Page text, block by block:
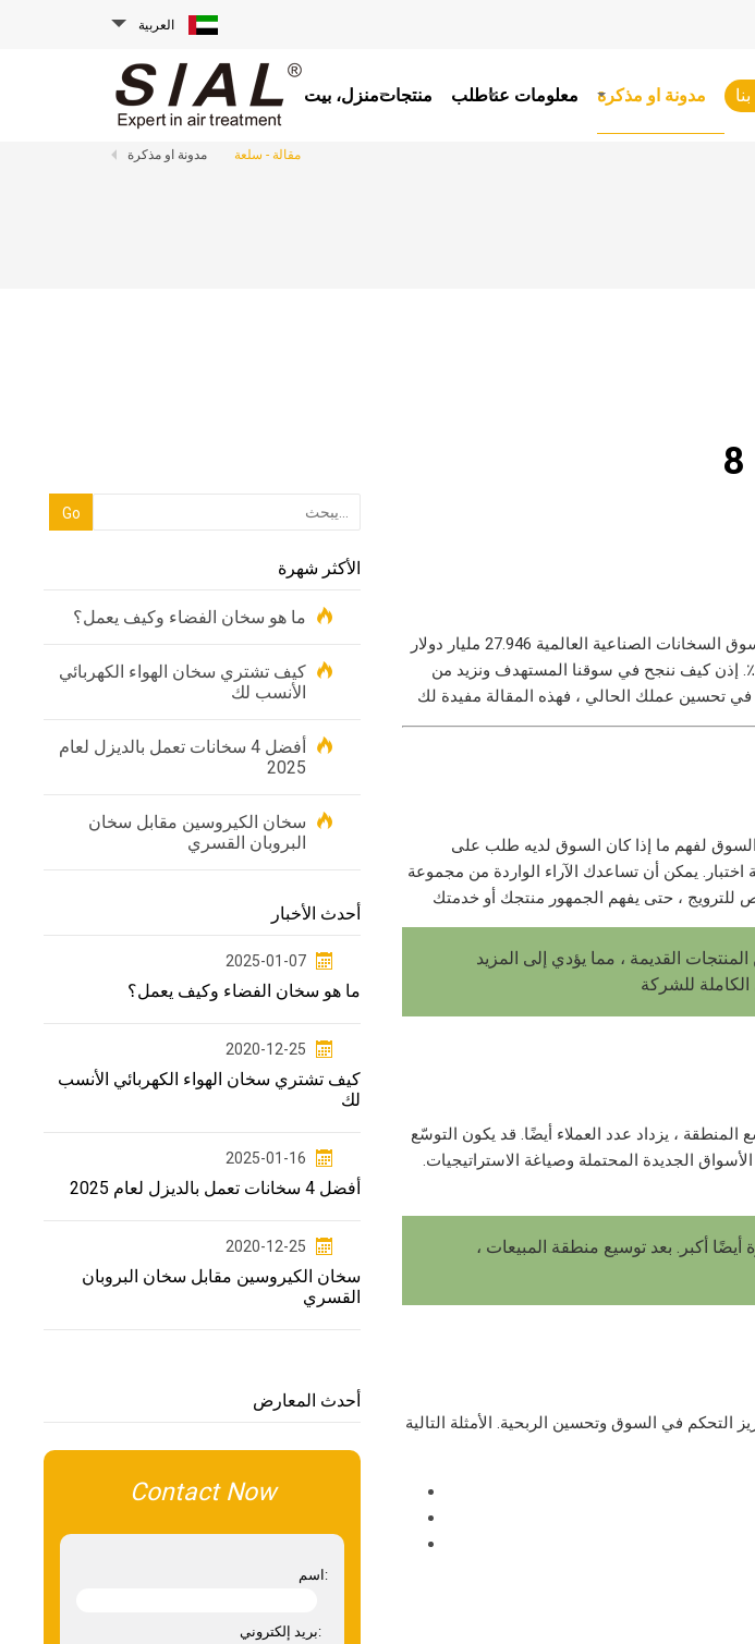
العربية
منزل، بيتمنتجات طلبمعلومات عنا مدونة او مذكرة
مدونة او مذكرة مقالة - سلعة
أصبحت المنافسة بين سخانات الفضاء الصناعية شرسة على نحو متزايد. في عام 2018 ، بلغت قيمة سوق السخانات الصناعية العالمية 27.946 مليار دولار
أمريكي وستصل إلى 4.26784 مليار دولار أمريكي بحلول عام 2028 ، بمعدل نمو سنوي مركب يبلغ 4.3٪. إذن كيف ننجح في سوقنا المستهدف ونزيد من
لفهم ما إذا كان السوق لديه طلب على
يمكن أن تساعدك الآراء الواردة من مجموعة
القديمة ، مما يؤدي إلى المزيد
، يزداد عدد العملاء أيضًا. قد يكون التوسّع
الجديدة المحتملة وصياغة الاستراتيجيات.
أكبر. بعد توسيع منطقة المبيعات ،
في السوق وتحسين الربحية. الأمثلة التالية
الأكثر شهرة
ما هو سخان الفضاء وكيف يعمل؟
كيف تشتري سخان الهواء الكهربائي
الأنسب لك
أفضل 4 سخانات تعمل بالديزل لعام
2025
سخان الكيروسين مقابل سخان
البروبان القسري
أحدث الأخبار
2025-01-07
ما هو سخان الفضاء وكيف يعمل؟
2020-12-25
كيف تشتري سخان الهواء الكهربائي الأنسب
لك
2025-01-16
أفضل 4 سخانات تعمل بالديزل لعام 2025
2020-12-25
سخان الكيروسين مقابل سخان البروبان
القسري
أحدث المعارض
Contact Now
اسم:
بريد إلكتروني: